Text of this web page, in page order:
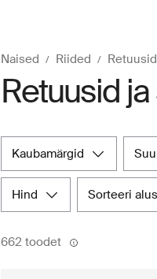
Naised Riided
Retuusid
kaubamärgid
hind sorteeri alus
662 toodet